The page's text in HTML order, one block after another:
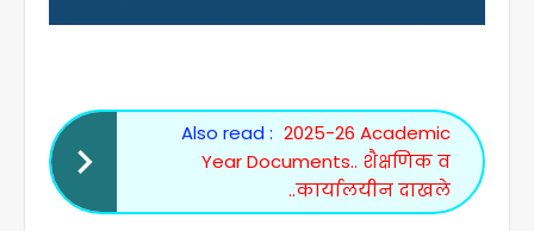
Also read : 2025-26 Academic
Year Documents.. शैक्षणिक व
कार्यालयीन दाखले..